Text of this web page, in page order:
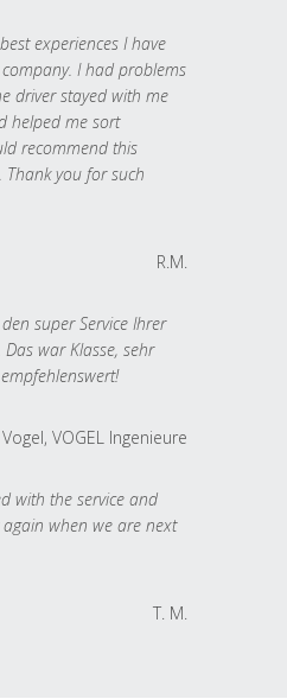
experiences I have
I had problems
driver stayed with me
helped me sort
recommend this
you for such
R.M.
super Service Ihrer
war Klasse, sehr
VOGEL Ingenieure
with the service and
when we are next
T. M.